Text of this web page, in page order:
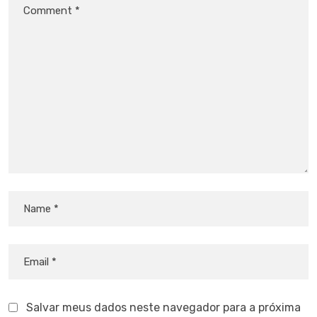
Salvar meus dados neste navegador para a próxima